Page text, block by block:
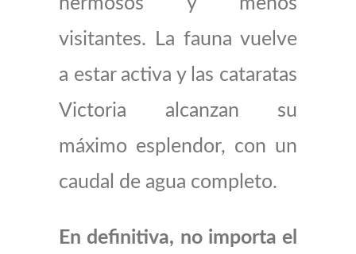
visitantes. La fauna vuelve
a estar activa y las cataratas
Victoria alcanzan su
máximo esplendor, con un
caudal de agua completo.
En definitiva, no importa el